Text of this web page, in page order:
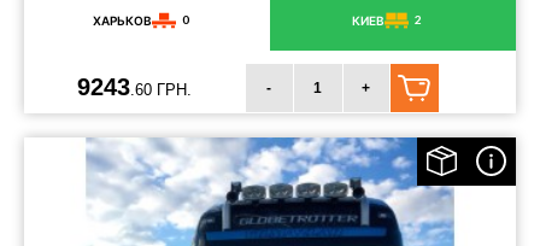
ХАРЬКОВ 0 КИЕВ 2
9243 .60 ГРН. - +